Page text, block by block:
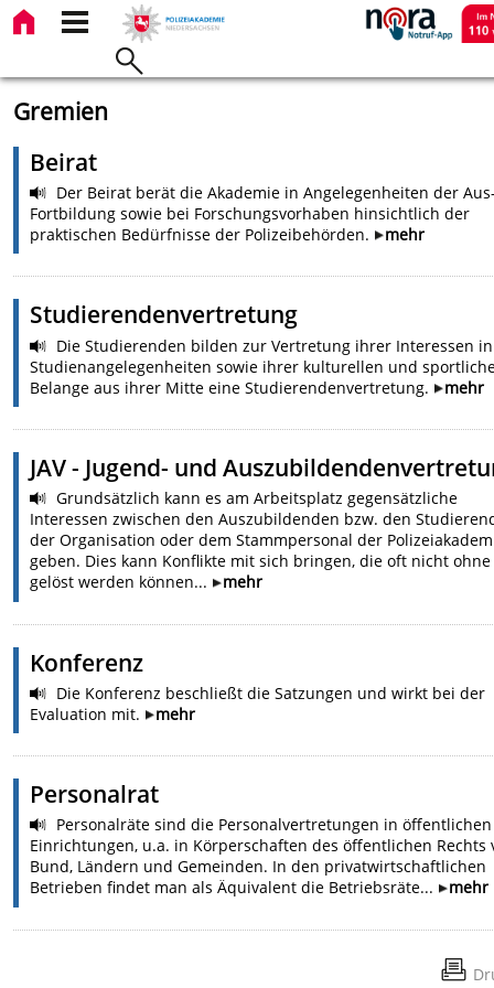
Gremien
Beirat
Der Beirat berät die Akademie in Angelegenheiten der
Fortbildung sowie bei Forschungsvorhaben hinsichtlich der
praktischen Bedürfnisse der Polizeibehörden.
mehr
Studierendenvertretung
Die Studierenden bilden zur Vertretung ihrer Interessen in
Studienangelegenheiten sowie ihrer kulturellen und
Belange aus ihrer Mitte eine Studierendenvertretung.
mehr
JAV - Jugend- und
Grundsätzlich kann es am Arbeitsplatz gegensätzliche
Interessen zwischen den Auszubildenden bzw. den
der Organisation oder dem Stammpersonal der
geben. Dies kann Konflikte mit sich bringen, die oft nicht
gelöst werden können...
mehr
Konferenz
Die Konferenz beschließt die Satzungen und wirkt bei der
Evaluation mit.
mehr
Personalrat
Personalräte sind die Personalvertretungen in öffentlichen
Einrichtungen, u.a. in Körperschaften des öffentlichen Rechts
Bund, Ländern und Gemeinden. In den privatwirtschaftlichen
Betrieben findet man als Äquivalent die Betriebsräte...
mehr